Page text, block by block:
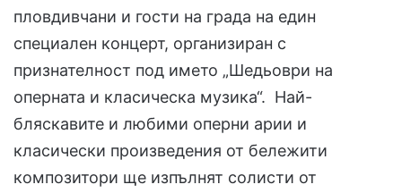
пловдивчани и гости на града на един
специален концерт, организиран с
признателност под името „Шедьоври на
оперната и класическа музика“. Най-
бляскавите и любими оперни арии и
класически произведения от бележити
композитори ще изпълнят солисти от